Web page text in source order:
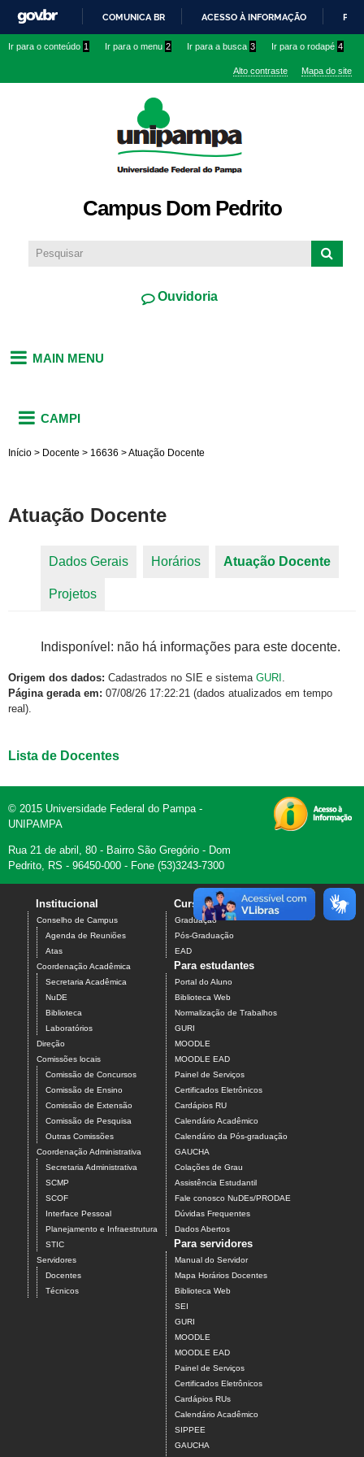
conteúdo
IR
O
COMUNICA BR ACESSO À INFORMAÇÃO
Ir para o conteúdo 1 Ir para o menu 2 Ir para a busca 3 Ir para o rodapé 4
Alto contraste Mapa do site
Campus Dom Pedrito
Ouvidoria
MAIN MENU
CAMPI
Início > Docente > 16636 >Atuação Docente
Atuação Docente
Dados Gerais Horários Atuação Docente
Projetos
Indisponível: não há informações para este docente.
Origem dos dados: Cadastrados no SIE e sistema GURI .
Página gerada em: 07/08/26 17:22:21 (dados atualizados em tempo
real).
Lista de Docentes
© 2015 Universidade Federal do Pampa -
UNIPAMPA
Rua 21 de abril, 80 - Bairro São Gregório - Dom
Pedrito, RS - 96450-000 - Fone (53)3243-7300
Institucional
Conselho de Campus
Agenda de Reuniões
Atas
Coordenação Acadêmica
Secretaria Acadêmica
NuDE
Biblioteca
Laboratórios
Direção
Comissões locais
Comissão de Concursos
Comissão de Ensino
Comissão de Extensão
Comissão de Pesquisa
Outras Comissões
Coordenação Administrativa
Secretaria Administrativa
SCMP
SCOF
Interface Pessoal
Planejamento e Infraestrutura
STIC
Servidores
Docentes
Técnicos
Cursos
Graduação
Pós-Graduação
EAD
Contato
Para estudantes
Portal do Aluno
Biblioteca Web
Normalização de Trabalhos
GURI
MOODLE
MOODLE EAD
Painel de Serviços
Certificados Eletrônicos
Cardápios RU
Calendário Acadêmico
Calendário da Pós-graduação
GAUCHA
Colações de Grau
Assistência Estudantil
Fale conosco NuDEs/PRODAE
Dúvidas Frequentes
Dados Abertos
Para servidores
Manual do Servidor
Mapa Horários Docentes
Biblioteca Web
SEI
GURI
MOODLE
MOODLE EAD
Painel de Serviços
Certificados Eletrônicos
Cardápios RUs
Calendário Acadêmico
SIPPEE
GAUCHA